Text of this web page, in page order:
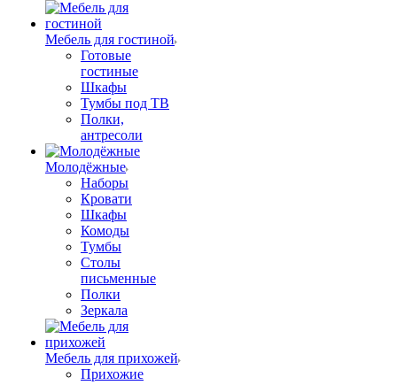
Мебель для гостиной
Готовые
гостиные
Шкафы
Тумбы под ТВ
Полки,
антресоли
Молодёжные
Наборы
Кровати
Шкафы
Комоды
Тумбы
Столы
письменные
Полки
Зеркала
Мебель для прихожей
Прихожие